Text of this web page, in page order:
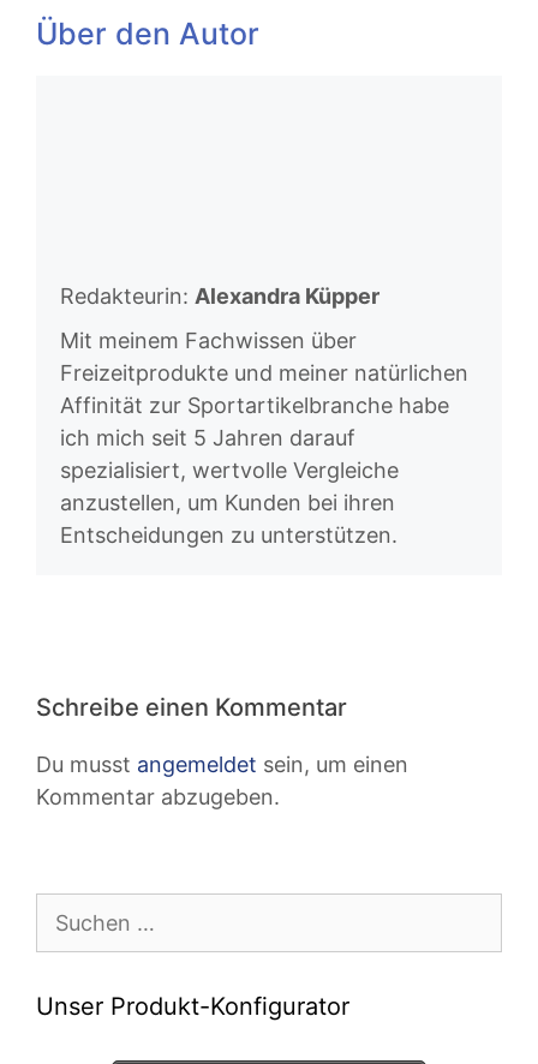
Über den Autor
Redakteurin: Alexandra Küpper
Mit meinem Fachwissen über
Freizeitprodukte und meiner natürlichen
Affinität zur Sportartikelbranche habe
ich mich seit 5 Jahren darauf
spezialisiert, wertvolle Vergleiche
anzustellen, um Kunden bei ihren
Entscheidungen zu unterstützen.
Schreibe einen Kommentar
Du musst angemeldet sein, um einen
Kommentar abzugeben.
nach:
Unser Produkt-Konfigurator